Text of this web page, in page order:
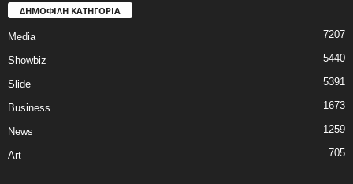
ΔΗΜΟΦΙΛΗ ΚΑΤΗΓΟΡΙΑ
Media 7207
Showbiz 5440
Slide 5391
Business 1673
News 1259
Art 705